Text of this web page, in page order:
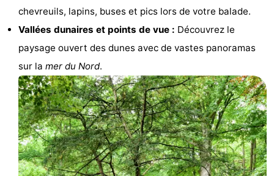
Stationnement
Adresses
Médicales
Région
Zeeland
Schouwen-
Duiveland
Renesse
chevreuils, lapins, buses et pics lors de votre balade.
Vallées dunaires et points de vue : Découvrez le
paysage ouvert des dunes avec de vastes panoramas
sur la mer du Nord.